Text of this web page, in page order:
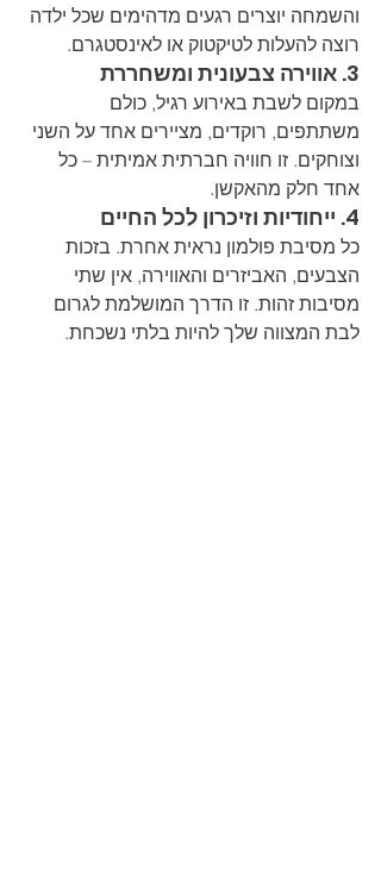
והשמחה יוצרים רגעים מדהימים שכל ילדה
רוצה להעלות לטיקטוק או לאינסטגרם.
3. אווירה צבעונית ומשחררת
במקום לשבת באירוע רגיל, כולם
משתתפים, רוקדים, מציירים אחד על השני
וצוחקים. זו חוויה חברתית אמיתית – כל
אחד חלק מהאקשן.
4. ייחודיות וזיכרון לכל החיים
כל מסיבת פולמון נראית אחרת. בזכות
הצבעים, האביזרים והאווירה, אין שתי
מסיבות זהות. זו הדרך המושלמת לגרום
לבת המצווה שלך להיות בלתי נשכחת.